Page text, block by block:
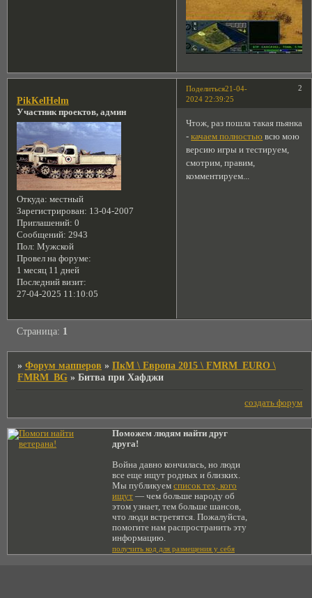
Поделиться 2
21-04-
2024 22:39:25
PikKelHelm
Участник проектов, админ
Откуда: местный
Зарегистрирован: 13-04-2007
Приглашений: 0
Сообщений: 2943
Пол: Мужской
Провел на форуме:
1 месяц 11 дней
Последний визит:
27-04-2025 11:10:05
Чтож, раз пошла такая пьянка
-качаем полностью всю мою
версию игры и тестируем,
смотрим, правим,
комментируем...
Страница: 1
»Форум мапперов »ПкМ \ Европа 2015 \ FMRM_EURO \
FMRM_BG »Битва при Хафджи
создать форум
Поможем людям найти друг
друга!
Война давно кончилась, но люди
все еще ищут родных и близких.
Мы публикуем список тех, кого
ищут — чем больше народу об
этом узнает, тем больше шансов,
что люди встретятся. Пожалуйста,
помогите нам распространить эту
информацию.
получить код для размещения у себя